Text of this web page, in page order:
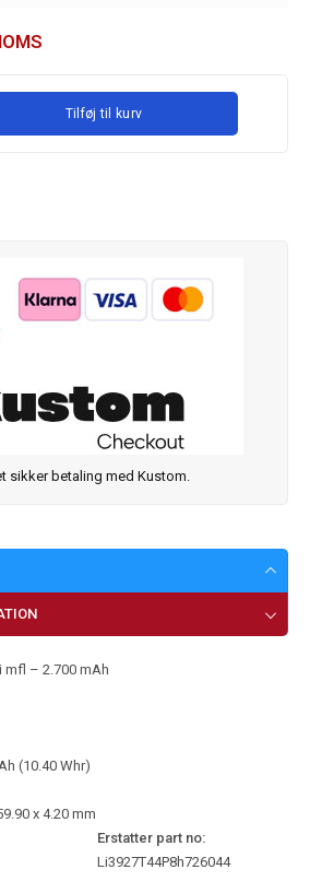
Tilføj til kurv
sikker betaling med Kustom.
mfl – 2.700 mAh
(10.40 Whr)
x 4.20 mm
Erstatter part no:
Li3927T44P8h726044